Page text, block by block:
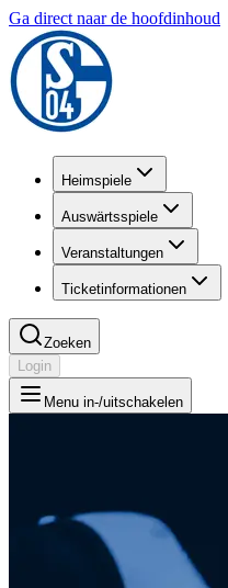
Ga direct naar de hoofdinhoud
Heimspiele
Auswärtsspiele
Veranstaltungen
Ticketinformationen
Zoeken
Login
Menu in-/uitschakelen